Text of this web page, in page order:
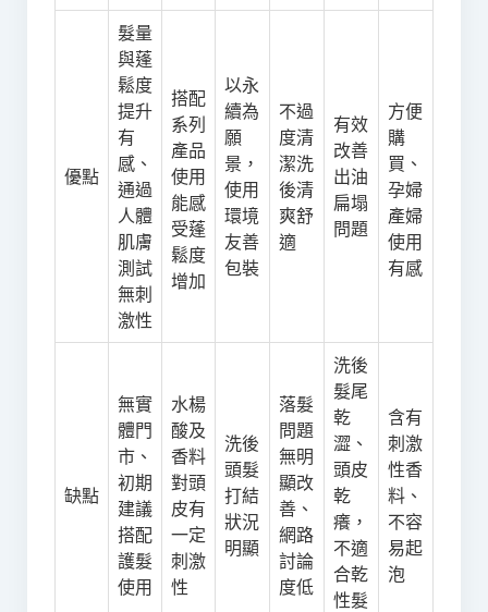
優點
髮量
與蓬
鬆度
提升
有
感、
通過
人體
肌膚
測試
無刺
激性
搭配
系列
產品
使用
能感
受蓬
鬆度
增加
以永
續為
願
景，
使用
環境
友善
包裝
不過
度清
潔洗
後清
爽舒
適
有效
改善
出油
扁塌
問題
方便
購
買、
孕婦
產婦
使用
有感
缺點
無實
體門
市、
初期
建議
搭配
護髮
使用
水楊
酸及
香料
對頭
皮有
一定
刺激
性
洗後
頭髮
打結
狀況
明顯
落髮
問題
無明
顯改
善、
網路
討論
度低
洗後
髮尾
乾
澀、
頭皮
乾
癢，
不適
合乾
性髮
含有
刺激
性香
料、
不容
易起
泡